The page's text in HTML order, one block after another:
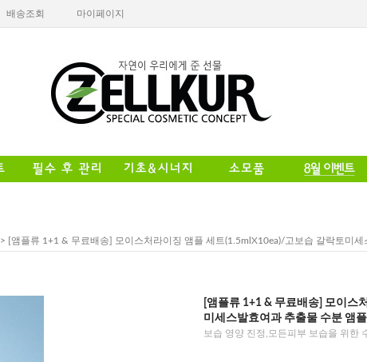
배송조회 마이페이지
> [앰플류 1+1 & 무료배송] 모이스처라이징 앰플 세트(1.5mlX10ea)/고보습 갈락토미
[앰플류 1+1 & 무료배송] 모이스
미세스발효여과 추출물 수분 앰플
보습 영양 진정,모든피부 보습을 위한